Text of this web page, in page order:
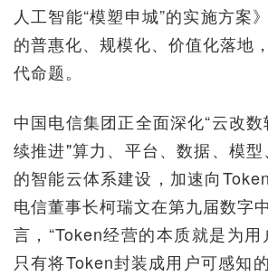
人工智能“模塑申城”的实施方案
的普惠化、规模化、价值化落地
代命题。
中国电信集团正全面深化“云改
续推进"算力、平台、数据、模
的智能云体系建设，加速向
电信董事长柯瑞文在第九届数字
言，“Token经营的本质就是为用
只有将Token封装成用户可感知